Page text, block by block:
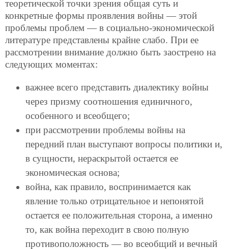
теоретической точки зрения общая суть и
конкретные формы проявления войны — этой
проблемы проблем — в социально-экономической
литературе представлены крайне слабо. При ее
рассмотрении внимание должно быть заострено на
следующих моментах:
важнее всего представить диалектику войны
через призму соотношения единичного,
особенного и всеобщего;
при рассмотрении проблемы войны на
передний план выступают вопросы политики и,
в сущности, нераскрытой остается ее
экономическая основа;
война, как правило, воспринимается как
явление только отрицательное и непонятой
остается ее положительная сторона, а именно
то, как война переходит в свою полную
противоположность — во всеобщий и вечный